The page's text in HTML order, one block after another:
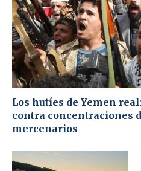
Los hutíes de Yemen
contra concentraciones
mercenarios